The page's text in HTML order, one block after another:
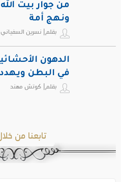
من جوار بيت
ونهج أمة
بقلم| نسرين السفياني
الدهون
في البطن
بقلم| كوتش مهند
تابعنا من